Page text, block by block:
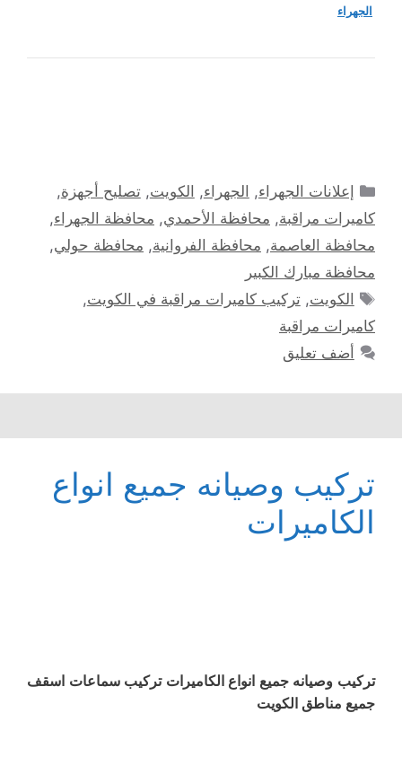
الجهراء
التصنيفات
إعلانات الجهراء, الجهراء, الكويت,تصليح أجهزة,
كاميرات مراقبة, محافظة الأحمدي, محافظة الجهراء,
محافظة العاصمة, محافظة الفروانية, محافظة حولي,
محافظة مبارك الكبير
الوسوم
الكويت,تركيب كاميرات مراقبة في الكويت,
كاميرات مراقبة
أضف تعليق
تركيب وصيانه جميع انواع
الكاميرات
تركيب وصيانه جميع انواع الكاميرات تركيب سماعات اسقف
جميع مناطق الكويت